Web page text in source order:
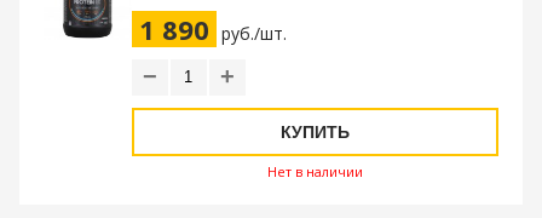
1 890 руб./шт.
− +
КУПИТЬ
Нет в наличии